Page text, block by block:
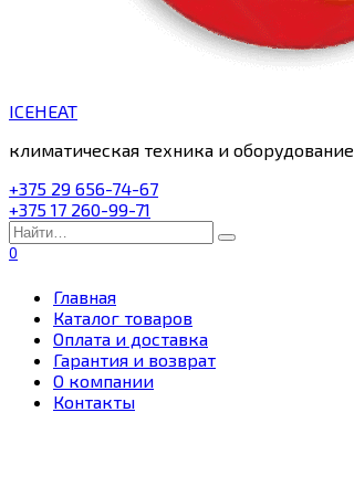
ICEHEAT
климатическая техника и оборудование
+375 29 656-74-67
+375 17 260-99-71
Search
for:
0
Главная
Каталог товаров
Оплата и доставка
Гарантия и возврат
О компании
Контакты